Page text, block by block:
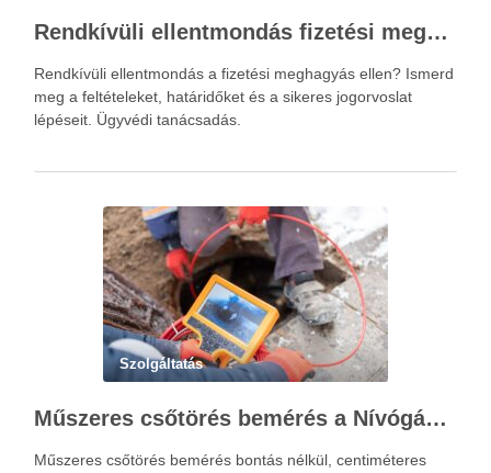
Rendkívüli ellentmondás fizetési meghagyás ellen – Újváry Zsolt Ügyvédi Iroda
Rendkívüli ellentmondás a fizetési meghagyás ellen? Ismerd
meg a feltételeket, határidőket és a sikeres jogorvoslat
lépéseit. Ügyvédi tanácsadás.
Szolgáltatás
Műszeres csőtörés bemérés a Nívógáz Hungária Kft.-vel
Műszeres csőtörés bemérés bontás nélkül, centiméteres